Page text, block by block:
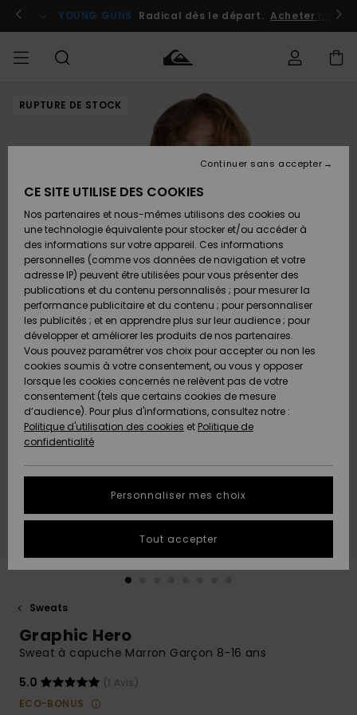
l'information
le
Se connecter / s'inscrire
YOUNG GUNS Radical dès le départ. Acheter
HOMME Vêtements
Chaussures
& Tongs
Surf
Snow
Nouveautés
A
Découvrir
Vêtements
Chaussures
& Tongs
Surf
Snow
Nouveautés
A
Découvrir
FEMME
Shop
A
Découvrir
Snow
SURF
Surf
Homme
Surf
Shop
Enfant
Highlights
Communauté
SNOW
Snow
Homme
Snow
Shop
Enfant
Snow
Shop
Femme
A
Découvrir
Communauté
OUTLET
Outlet
Homme
Enfant
Outlet
Femme
AIDE &
CONTACT
Accéder à
commande
Retours
Paiement
Carte
Cadeau
Quiksilver
Freedom
Protection
des
tailles
conversation
plus rapide
à votre
Démarrer
MAGASINS
QUIKSILVER
RUPTURE DE STOCK
Sweats
Graphic Hero
Sweat à capuche Marron Garçon 8-16 ans
5.0
(1 Avis)
ECO-BONUS
CE SITE UTILISE DES COOKIES
Nos partenaires et nous-mêmes utilisons des cookies ou
une technologie équivalente pour stocker et/ou accéder à
des informations sur votre appareil. Ces informations
personnelles (comme vos données de navigation et votre
adresse IP) peuvent être utilisées pour vous présenter des
publications et du contenu personnalisés ; pour mesurer la
performance publicitaire et du contenu ; pour personnaliser
les publicités ; et en apprendre plus sur leur audience ; pour
développer et améliorer les produits de nos partenaires.
Vous pouvez paramétrer vos choix pour accepter ou non les
cookies soumis à votre consentement, ou vous y opposer
lorsque les cookies concernés ne relèvent pas de votre
consentement (tels que certains cookies de mesure
d’audience). Pour plus d'informations, consultez notre :
Politique d'utilisation des cookies et Politique de
confidentialité
Personnaliser mes choix
Continuer sans accepter
Tout accepter